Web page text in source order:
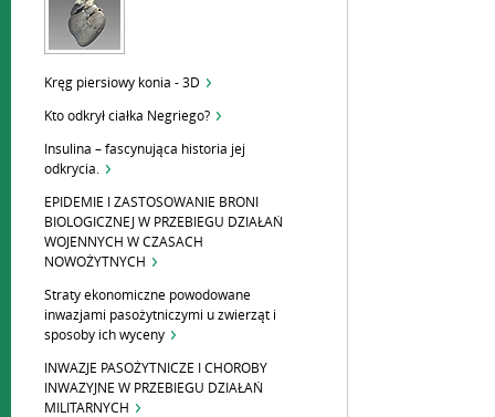
Kręg piersiowy konia - 3D
Kto odkrył ciałka Negriego?
Insulina – fascynująca historia jej
odkrycia.
EPIDEMIE I ZASTOSOWANIE BRONI
BIOLOGICZNEJ W PRZEBIEGU DZIAŁAŃ
WOJENNYCH W CZASACH
NOWOŻYTNYCH
Straty ekonomiczne powodowane
inwazjami pasożytniczymi u zwierząt i
sposoby ich wyceny
INWAZJE PASOŻYTNICZE I CHOROBY
INWAZYJNE W PRZEBIEGU DZIAŁAŃ
MILITARNYCH